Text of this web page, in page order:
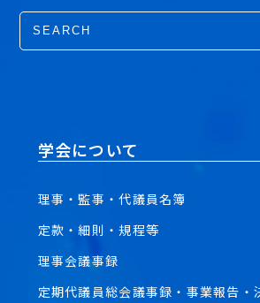
学会について
理事・監事・代議員名簿
定款・細則・規程等
理事会議事録
定期代議員総会議事録・事業報告・